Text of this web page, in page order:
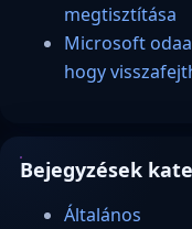
megtisztítása
Microsoft
hogy
Bejegyzések
Általános